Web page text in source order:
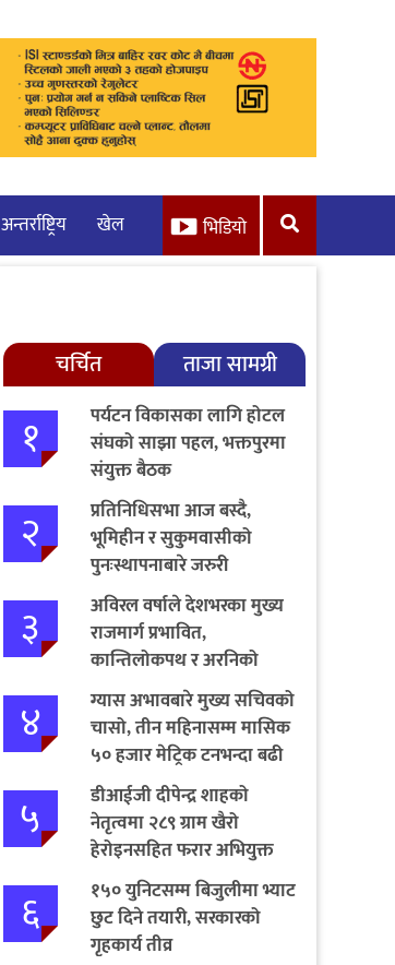
अन्तर्राष्ट्रिय खेल भिडियो
चर्चित ताजा सामग्री
१
पर्यटन विकासका लागि होटल
संघको साझा पहल, भक्तपुरमा
संयुक्त बैठक
२
प्रतिनिधिसभा आज बस्दै,
भूमिहीन र सुकुमवासीको
पुनःस्थापनाबारे जरुरी
प्रस्तावमाथि छलफल हुने
३
अविरल वर्षाले देशभरका मुख्य
राजमार्ग प्रभावित,
कान्तिलोकपथ र अरनिको
राजमार्ग पूर्ण अवरुद्ध
४
ग्यास अभावबारे मुख्य सचिवको
चासो, तीन महिनासम्म मासिक
५० हजार मेट्रिक टनभन्दा बढी
आयात गर्ने निर्णय
५
डीआईजी दीपेन्द्र शाहको
नेतृत्वमा २८९ ग्राम खैरो
हेरोइनसहित फरार अभियुक्त
पक्राउ
६
१५० युनिटसम्म बिजुलीमा भ्याट
छुट दिने तयारी, सरकारको
गृहकार्य तीव्र